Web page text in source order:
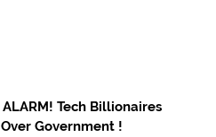
Tech Billionaires
Government !